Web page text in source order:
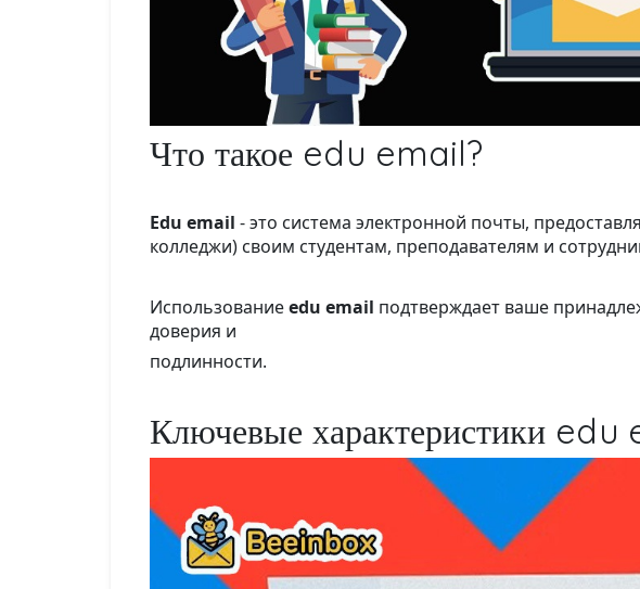
Что такое edu email?
Edu email - это система электронной почты,
колледжи) своим студентам, преподавателям и
Использованиеedu email подтверждает ваше
доверия и
подлинности.
Ключевые характеристики edu